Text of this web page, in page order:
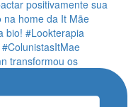
transformou os